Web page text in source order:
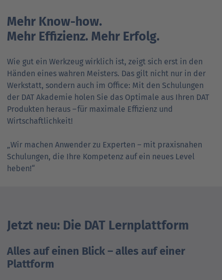
Mehr Know-how.
Mehr Effizienz. Mehr Erfolg.
Wie gut ein Werkzeug wirklich ist, zeigt sich erst in den
Händen eines wahren Meisters. Das gilt nicht nur in der
Werkstatt, sondern auch im Office: Mit den Schulungen
der DAT Akademie holen Sie das Optimale aus Ihren DAT
Produkten heraus – für maximale Effizienz und
Wirtschaftlichkeit!
„Wir machen Anwender zu Experten – mit praxisnahen
Schulungen, die Ihre Kompetenz auf ein neues Level
heben!“
Jetzt neu: Die DAT Lernplattform
Alles auf einen Blick – alles auf einer
Plattform